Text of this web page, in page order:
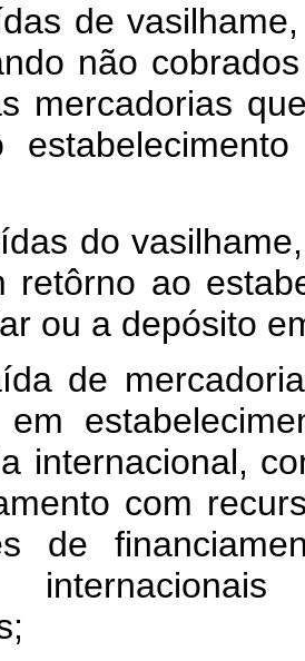
de
não
mercadorias
do
retôrno ao
ou a depósito
de
em
internacional,
com
de